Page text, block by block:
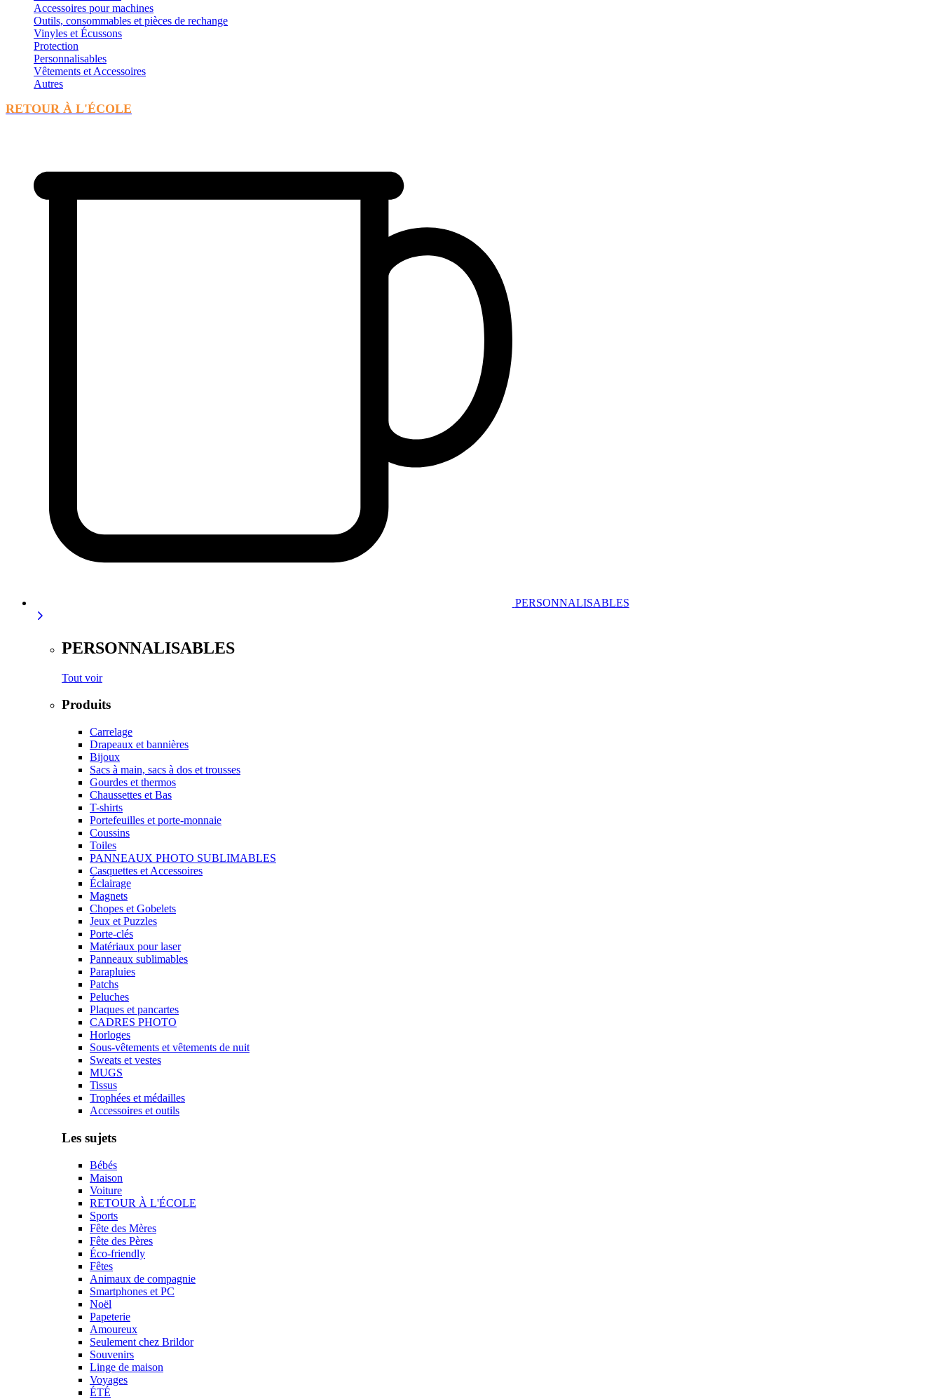
Accessoires pour machines
Outils, consommables et pièces de rechange
Vinyles et Écussons
Protection
Personnalisables
Vêtements et Accessoires
Autres
RETOUR À L'ÉCOLE
PERSONNALISABLES
PERSONNALISABLES
Tout voir
Produits
Carrelage
Drapeaux et bannières
Bijoux
Sacs à main, sacs à dos et trousses
Gourdes et thermos
Chaussettes et Bas
T-shirts
Portefeuilles et porte-monnaie
Coussins
Toiles
PANNEAUX PHOTO SUBLIMABLES
Casquettes et Accessoires
Éclairage
Magnets
Chopes et Gobelets
Jeux et Puzzles
Porte-clés
Matériaux pour laser
Panneaux sublimables
Parapluies
Patchs
Peluches
Plaques et pancartes
CADRES PHOTO
Horloges
Sous-vêtements et vêtements de nuit
Sweats et vestes
MUGS
Tissus
Trophées et médailles
Accessoires et outils
Les sujets
Bébés
Maison
Voiture
RETOUR À L'ÉCOLE
Sports
Fête des Mères
Fête des Pères
Éco-friendly
Fêtes
Animaux de compagnie
Smartphones et PC
Noël
Papeterie
Amoureux
Seulement chez Brildor
Souvenirs
Linge de maison
Voyages
ÉTÉ